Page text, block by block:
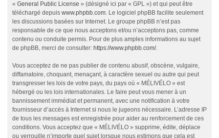
« General Public License » (désigné ici par « GPL ») et qui peut être
téléchargé depuis www.phpbb.com. Le logiciel phpBB facilite seulement
les discussions basées sur Internet. Le groupe phpBB n’est pas
responsable de ce que nous acceptons et/ou n’acceptons pas, comme
contenu ou conduite permis. Pour de plus amples informations au sujet
de phpBB, merci de consulter: https://www.phpbb.com/.
Vous acceptez de ne pas publier de contenu abusif, obscène, vulgaire,
diffamatoire, choquant, menaçant, à caractère sexuel ou autre qui peut
transgresser les lois de votre pays, du pays où « MÉLIVÉLO » est
hébergé ou les lois internationales. Le faire peut vous mener à un
bannissement immédiat et permanent, avec une notification à votre
fournisseur d’accès à Internet si nous le jugeons nécessaire. L’adresse IP
de tous les messages est enregistrée pour aider au renforcement de ces
conditions. Vous acceptez que « MÉLIVÉLO » supprime, édite, déplace
ou verrouille n’importe quel sujet lorsque nous estimons que cela est